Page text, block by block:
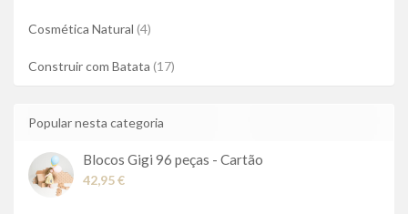
Cosmética Natural (4)
Construir com Batata (17)
Popular nesta categoria
Blocos Gigi 96 peças - Cartão
42,95 €